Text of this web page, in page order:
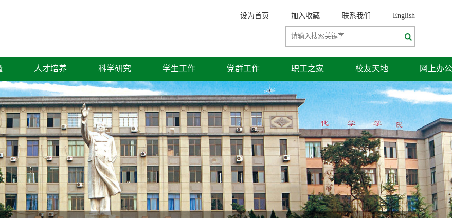
English
联系我们
加入收藏
设为首页
人才培养 科学研究 学生工作 党群工作 职工之家 校友天地 网上办公